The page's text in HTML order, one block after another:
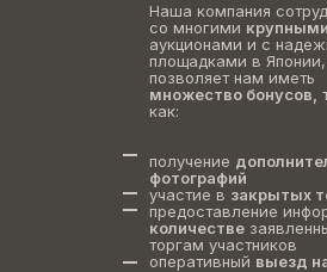
Наша компания
со многими крупными
аукционами и с
площадками в Японии,
позволяет нам иметь
множество бонусов,
как:
получение
фотографий
участие в закрытых
предоставление
количестве
торгам участников
оперативный выезд